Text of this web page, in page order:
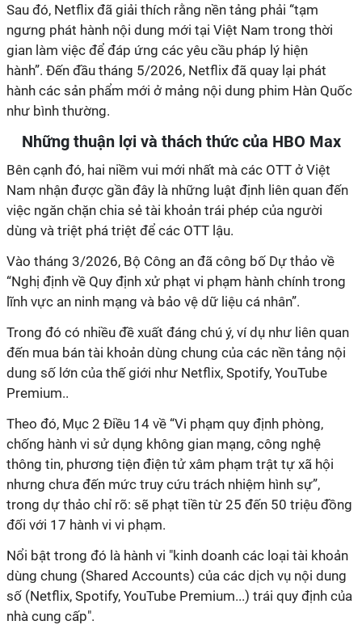
Sau đó, Netflix đã giải thích rằng nền tảng phải “tạm
ngưng phát hành nội dung mới tại Việt Nam trong thời
gian làm việc để đáp ứng các yêu cầu pháp lý hiện
hành”. Đến đầu tháng 5/2026, Netflix đã quay lại phát
hành các sản phẩm mới ở mảng nội dung phim Hàn Quốc
như bình thường.
Những thuận lợi và thách thức của HBO Max
Bên cạnh đó, hai niềm vui mới nhất mà các OTT ở Việt
Nam nhận được gần đây là những luật định liên quan đến
việc ngăn chặn chia sẻ tài khoản trái phép của người
dùng và triệt phá triệt để các OTT lậu.
Vào tháng 3/2026, Bộ Công an đã công bố Dự thảo về
“Nghị định về Quy định xử phạt vi phạm hành chính trong
lĩnh vực an ninh mạng và bảo vệ dữ liệu cá nhân”.
Trong đó có nhiều đề xuất đáng chú ý, ví dụ như liên quan
đến mua bán tài khoản dùng chung của các nền tảng nội
dung số lớn của thế giới như Netflix, Spotify, YouTube
Premium..
Theo đó, Mục 2 Điều 14 về “Vi phạm quy định phòng,
chống hành vi sử dụng không gian mạng, công nghệ
thông tin, phương tiện điện tử xâm phạm trật tự xã hội
nhưng chưa đến mức truy cứu trách nhiệm hình sự”,
trong dự thảo chỉ rõ: sẽ phạt tiền từ 25 đến 50 triệu đồng
đối với 17 hành vi vi phạm.
Nổi bật trong đó là hành vi "kinh doanh các loại tài khoản
dùng chung (Shared Accounts) của các dịch vụ nội dung
số (Netflix, Spotify, YouTube Premium...) trái quy định của
nhà cung cấp".